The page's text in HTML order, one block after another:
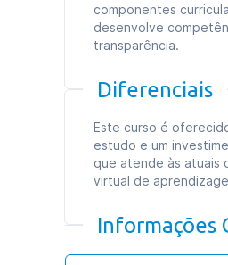
componentes
desenvolve
transparência.
Diferenciais
Este curso é
estudo e um
que atende às atuais
virtual de
Informações